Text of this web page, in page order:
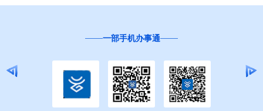
一部手机办事通